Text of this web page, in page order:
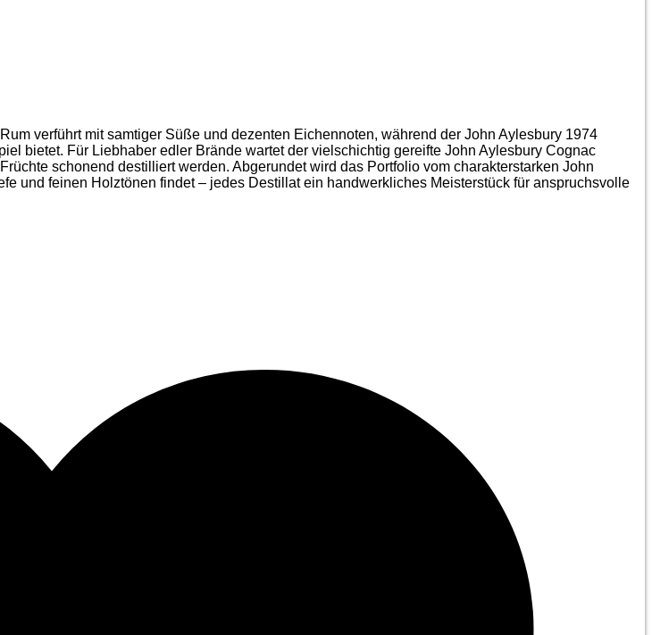
verführt mit samtiger Süße und dezenten Eichen­noten, während der John Aylesbury 1974
bietet. Für Liebhaber edler Brände wartet der vielschichtig gereifte John Aylesbury Cognac
schonend destilliert werden. Abgerundet wird das Portfolio vom charakterstarken John
und feinen Holz­tönen findet – jedes Destillat ein handwerkliches Meister­stück für anspruchsvolle